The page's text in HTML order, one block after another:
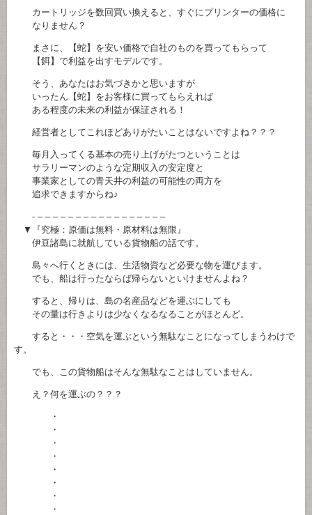
カートリッジを数回買い換えると、すぐにプリンターの価格に
なりません？
まさに、【蛇】を安い価格で自社のものを買ってもらって
【餌】で利益を出すモデルです。
そう、あなたはお気づきかと思いますが
いったん【蛇】をお客様に買ってもらえれば
ある程度の未来の利益が保証される！
経営者としてこれほどありがたいことはないですよね？？？
毎月入ってくる基本の売り上げがたつということは
サラリーマンのような定期収入の安定度と
事業家としての青天井の利益の可能性の両方を
追求できますからね♪
- – – – – – – – – – – – – – – – – –
▼『究極：原価は無料・原材料は無限』
伊豆諸島に就航している貨物船の話です。
島々へ行くときには、生活物資など必要な物を運びます。
でも、船は行ったならば帰らないといけませんよね？
すると、帰りは、島の名産品などを運ぶにしても
その量は行きよりは少なくなるなることがほとんど。
すると・・・空気を運ぶという無駄なことになってしまうわけで
す。
でも、この貨物船はそんな無駄なことはしていません。
え？何を運ぶの？？？
・
・
・
・
・
・
・
・